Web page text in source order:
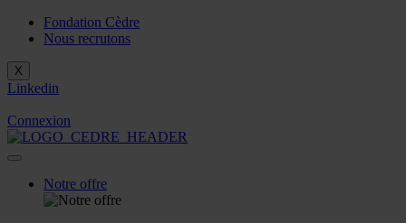
Fondation Cèdre
Nous recrutons
X
Linkedin
Connexion
Notre offre